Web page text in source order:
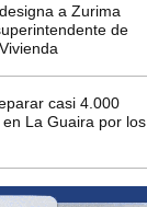
a Zurima
de
casi 4.000
La Guaira por los